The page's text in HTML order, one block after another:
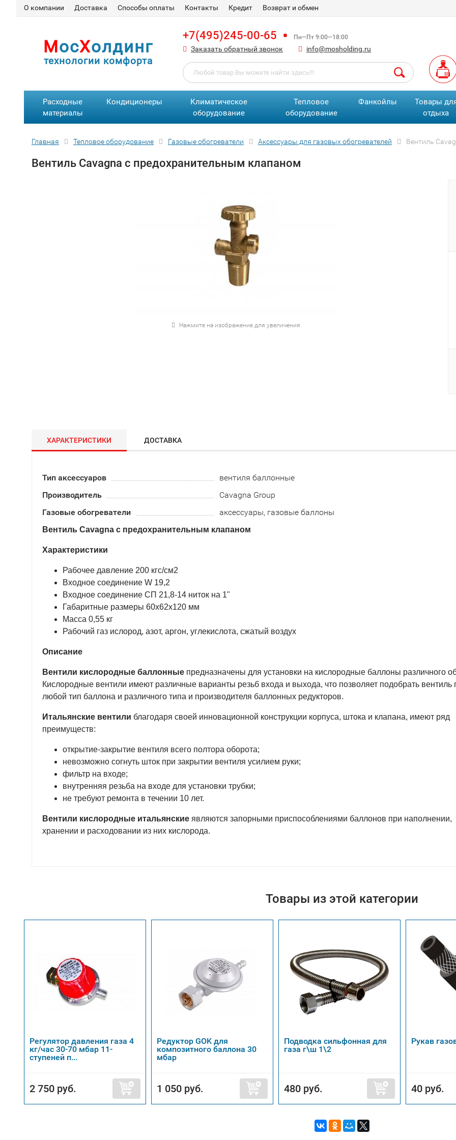
О компании Доставка Способы оплаты Контакты Кредит Возврат и обмен
МосХолдинг
технологии комфорта
+7(495)245-00-65 Пн—Пт 9:00—18:00
Заказать обратный звонок info@mosholding.ru
Расходные
материалы
Кондиционеры
Климатическое
оборудование
Тепловое
оборудование
Фанкойлы
Товары
отдыха
Главная Тепловое оборудование Газовые обогреватели Аксессуары для газовых обогревателей Вентиль
Вентиль Cavagna с предохранительным клапаном
Нажмите на изображение для увеличения
ХАРАКТЕРИСТИКИ ДОСТАВКА
Тип аксессуаров
вентиля баллонные
Производитель
Cavagna Group
Газовые обогреватели
аксессуары, газовые баллоны
Вентиль Cavagna с предохранительным клапаном
Характеристики
Рабочее давление 200 кгс/см2
Входное соединение W 19,2
Входное соединение СП 21,8-14 ниток на 1"
Габаритные размеры 60х62х120 мм
Масса 0,55 кг
Рабочий газ ислород, азот, аргон, углекислота, сжатый воздух
Описание
Вентили кислородные баллонные предназначены для установки на кислородные баллоны различного
Кислородные вентили имеют различные варианты резьб входа и выхода, что позволяет подобрать вентиль
любой тип баллона и различного типа и производителя баллонных редукторов.
Итальянские вентили благодаря своей инновационной конструкции корпуса, штока и клапана, имеют ряд
преимуществ:
открытие-закрытие вентиля всего полтора оборота;
невозможно согнуть шток при закрытии вентиля усилием руки;
фильтр на входе;
внутренняя резьба на входе для установки трубки;
не требуют ремонта в течении 10 лет.
Вентили кислородные итальянские являются запорными приспособлениями баллонов при наполнении,
хранении и расходовании из них кислорода.
Товары из этой категории
Регулятор давления газа 4
кг/час 30-70 мбар 11-
cтупеней п...
2 750 руб.
Редуктор GOK для
композитного баллона 30
мбар
1 050 руб.
Подводка сильфонная для
газа г\ш 1\2
480 руб.
Рукав
40 руб.